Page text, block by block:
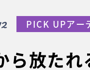
ら放たれ
PICK UPアー